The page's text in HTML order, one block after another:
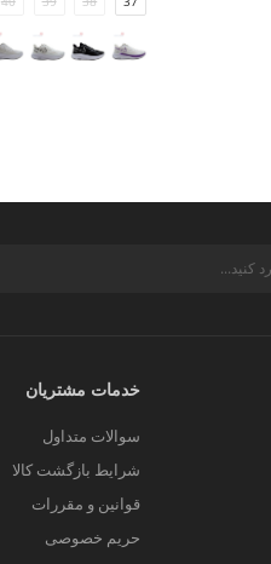
خدمات مشتریان
سوالات متداول
شرایط بازگشت کالا
قوانین و مقررات
حریم خصوصی